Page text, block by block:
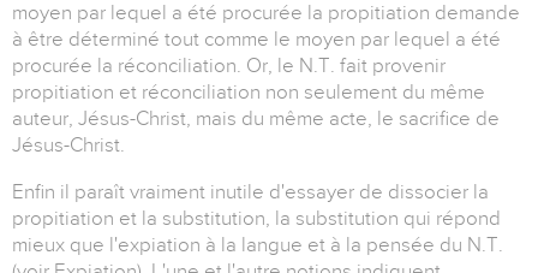
moyen par lequel a été procurée la propitiation demande
à être déterminé tout comme le moyen par lequel a été
procurée la réconciliation. Or, le N.T. fait provenir
propitiation et réconciliation non seulement du même
auteur, Jésus-Christ, mais du même acte, le sacrifice de
Jésus-Christ.
Enfin il paraît vraiment inutile d'essayer de dissocier la
propitiation et la substitution, la substitution qui répond
mieux que l'expiation à la langue et à la pensée du N.T.